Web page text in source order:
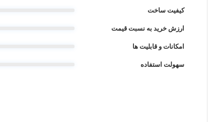
کیفیت ساخت
ارزش خرید به نسبت قیمت
امکانات و قابلیت ها
سهولت استفاده